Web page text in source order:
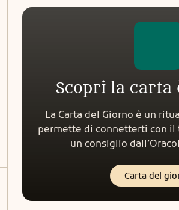
Scopri la carta
La Carta del Giorno è un
permette di connetterti con
un consiglio
Carta del